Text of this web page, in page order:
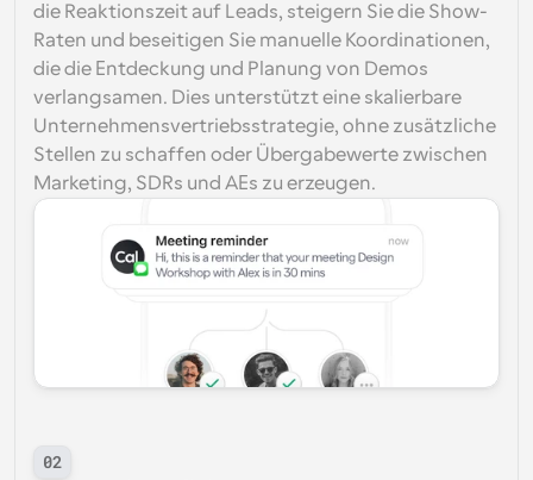
die Reaktionszeit auf Leads, steigern Sie die Show-
Raten und beseitigen Sie manuelle Koordinationen,
die die Entdeckung und Planung von Demos
verlangsamen. Dies unterstützt eine skalierbare
Unternehmensvertriebsstrategie, ohne zusätzliche
Stellen zu schaffen oder Übergabewerte zwischen
Marketing, SDRs und AEs zu erzeugen.
02